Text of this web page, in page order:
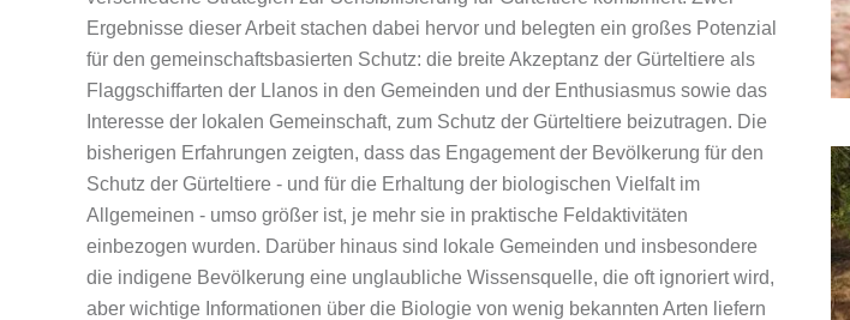
Ergebnisse dieser Arbeit stachen dabei hervor und belegten ein großes Potenzial
für den gemeinschaftsbasierten Schutz: die breite Akzeptanz der Gürteltiere als
Flaggschiffarten der Llanos in den Gemeinden und der Enthusiasmus sowie das
Interesse der lokalen Gemeinschaft, zum Schutz der Gürteltiere beizutragen. Die
bisherigen Erfahrungen zeigten, dass das Engagement der Bevölkerung für den
Schutz der Gürteltiere - und für die Erhaltung der biologischen Vielfalt im
Allgemeinen - umso größer ist, je mehr sie in praktische Feldaktivitäten
einbezogen wurden. Darüber hinaus sind lokale Gemeinden und insbesondere
die indigene Bevölkerung eine unglaubliche Wissensquelle, die oft ignoriert wird,
aber wichtige Informationen über die Biologie von wenig bekannten Arten liefern